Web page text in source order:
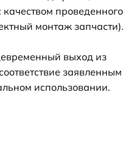
проведенного
монтаж запчасти).
выход из
заявленным
использовании.